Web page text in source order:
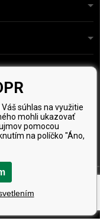
súhlas na využitie
mohli ukazovať
pomocou
na políčko "Áno,